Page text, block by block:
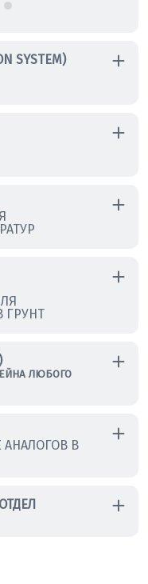
SYSTEM)
ГРУНТ
ЛЮБОГО
В